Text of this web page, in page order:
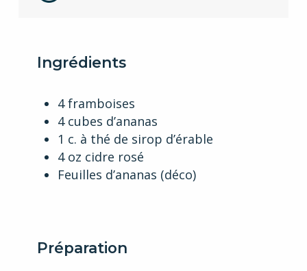
Ingrédients
4 framboises
4 cubes d’ananas
1 c. à thé de sirop d’érable
4 oz cidre rosé
Feuilles d’ananas (déco)
Préparation